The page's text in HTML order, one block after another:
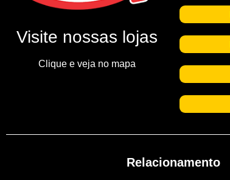
Visite nossas lojas
Clique e veja no mapa
Relacionamento